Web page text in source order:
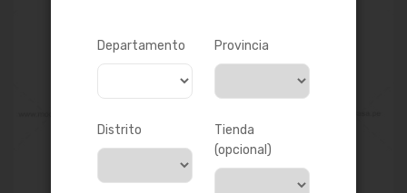
Departamento Provincia
Distrito
Tienda
(opcional)